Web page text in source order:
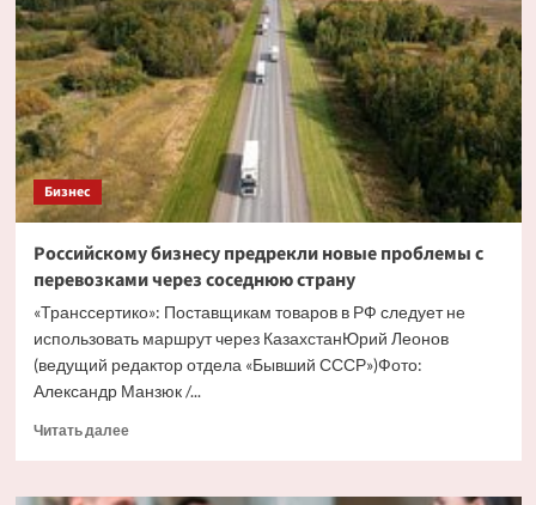
место
по
экспорту
нефти
в
мире
Бизнес
Российскому бизнесу предрекли новые проблемы с
перевозками через соседнюю страну
«Транссертико»: Поставщикам товаров в РФ следует не
использовать маршрут через КазахстанЮрий Леонов
(ведущий редактор отдела «Бывший СССР»)Фото:
Александр Манзюк /...
Читать далееПрочитать
Российскому